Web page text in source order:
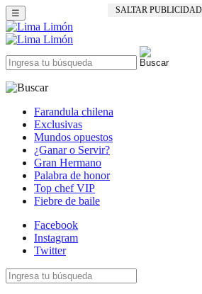
SALTAR PUBLICIDAD
☰
Farandula chilena
Exclusivas
Mundos opuestos
¿Ganar o Servir?
Gran Hermano
Palabra de honor
Top chef VIP
Fiebre de baile
Facebook
Instagram
Twitter